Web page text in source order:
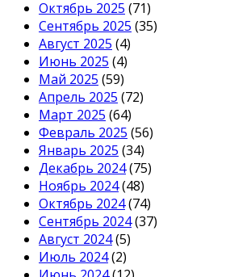
Октябрь 2025 (71)
Сентябрь 2025 (35)
Август 2025 (4)
Июнь 2025 (4)
Май 2025 (59)
Апрель 2025 (72)
Март 2025 (64)
Февраль 2025 (56)
Январь 2025 (34)
Декабрь 2024(75)
Ноябрь 2024(48)
Октябрь 2024(74)
Сентябрь 2024(37)
Август 2024(5)
Июль 2024(2)